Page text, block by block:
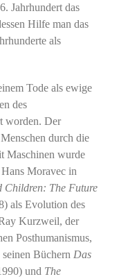
Jahrhundert das
Hilfe man das
als
Tode als ewige
des
worden. Der
durch die
Maschinen wurde
Moravec in
Children: The Future
als Evolution des
Kurzweil, der
Posthumanismus,
Büchern Das
und The